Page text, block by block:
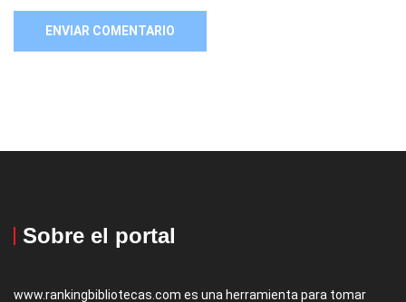
Sobre el portal
www.rankingbibliotecas.com es una herramienta para tomar